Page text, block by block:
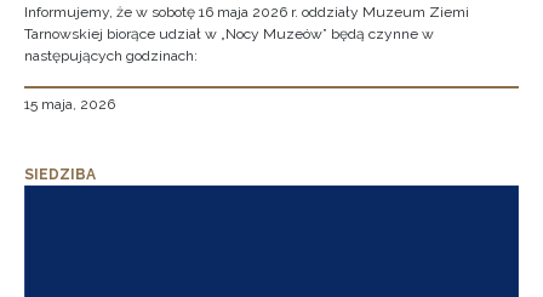
Informujemy, że w sobotę 16 maja 2026 r. oddziały Muzeum Ziemi
Tarnowskiej biorące udział w „Nocy Muzeów” będą czynne w
następujących godzinach:
15 maja, 2026
SIEDZIBA